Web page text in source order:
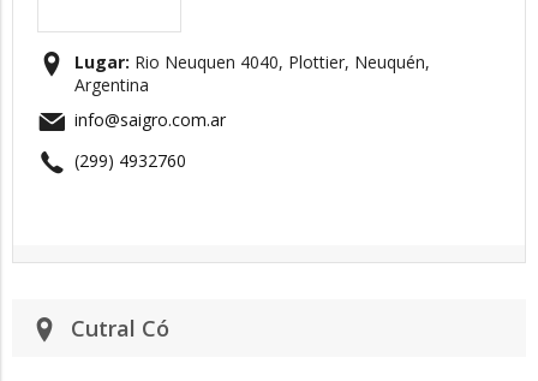
Lugar: Rio Neuquen 4040, Plottier, Neuquén,
Argentina
info@saigro.com.ar
(299) 4932760
Cutral Có